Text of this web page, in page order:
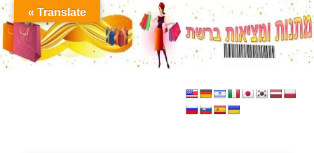
Translate »